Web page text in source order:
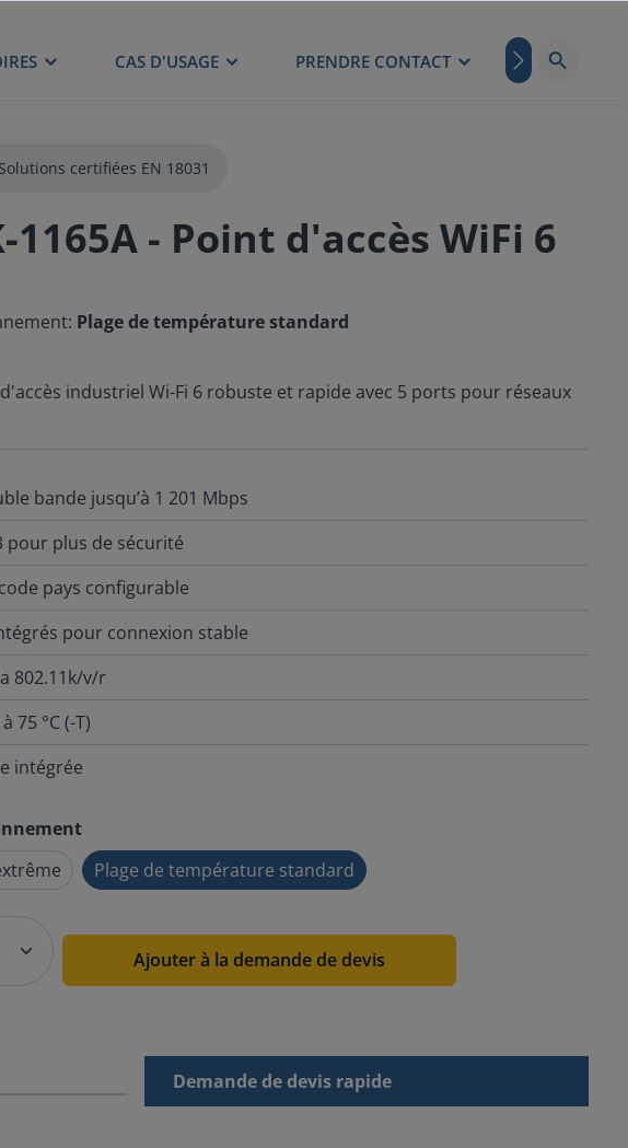
CAS D'USAGE PRENDRE CONTACT BLOG
Solutions certifiées EN 18031
1165A - Point d'accès WiFi 6
Plage de température standard
industriel Wi-Fi 6 robuste et rapide avec 5 ports pour réseaux
bande jusqu’à 1 201 Mbps
pour plus de sécurité
pays configurable
pour connexion stable
802.11k/v/r
75 °C (-T)
intégrée
Plage de température standard
Ajouter à la demande de devis
Demande de devis rapide